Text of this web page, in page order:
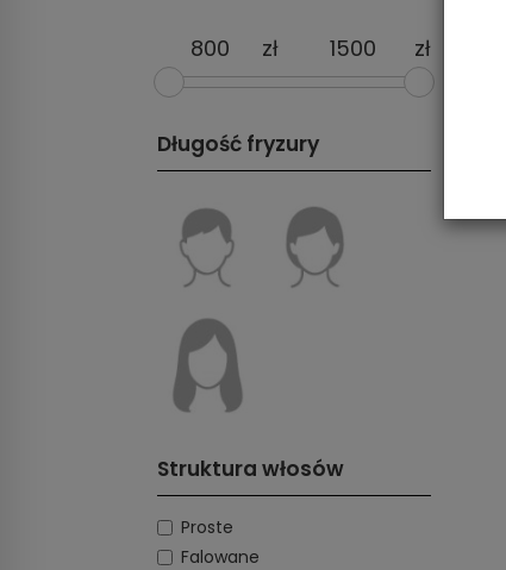
zł zł
Długość fryzury
Struktura włosów
Proste
Falowane